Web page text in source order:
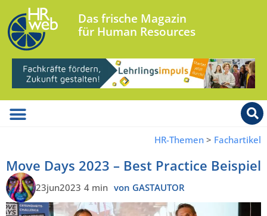
Das frische Magazin
für Human Resources
HR-Themen > Fachartikel
Move Days 2023 – Best Practice Beispiel
23jun2023 4 min von GASTAUTOR